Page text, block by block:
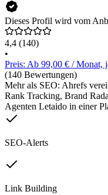
Dieses Profil wird vom
4,4 (140)
•
Preis: Ab 99,00 € / Monat,
(140 Bewertungen)
Mehr als SEO: Ahrefs
Rank Tracking, Brand
Agenten Letaido in einer
SEO-Alerts
Link Building